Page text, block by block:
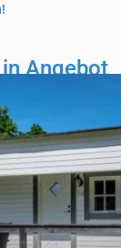
Angebot